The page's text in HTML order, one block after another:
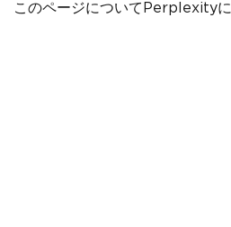
このページについてPerplexity